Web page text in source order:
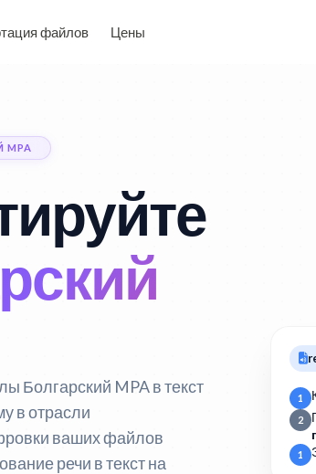
файлов Цены
Болгарский MPA в текст
в отрасли
ваших файлов
речи в текст на
1
2
1